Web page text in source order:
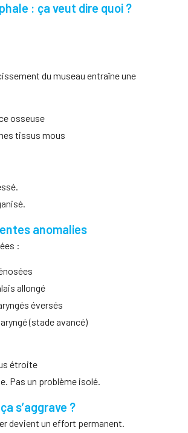
: ça veut dire quoi ?
du museau entraîne une
osseuse
tissus mous
anomalies
:
allongé
éversés
(stade avancé)
étroite
Pas un problème isolé.
s’aggrave ?
devient un effort permanent.